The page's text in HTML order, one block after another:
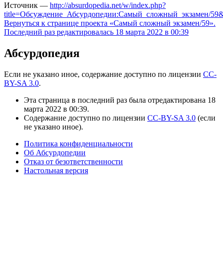
Источник — http://absurdopedia.net/w/index.php?
title=Обсуждение_Абсурдопедии:Самый_сложный_экзамен/
Вернуться к странице проекта «Самый сложный экзамен/59».
Последний раз редактировалась 18 марта 2022 в 00:39
Абсурдопедия
Если не указано иное, содержание доступно по лицензии CC-
BY-SA 3.0.
Эта страница в последний раз была отредактирована 18
марта 2022 в 00:39.
Содержание доступно по лицензии CC-BY-SA 3.0 (если
не указано иное).
Политика конфиденциальности
Об Абсурдопедии
Отказ от безответственности
Настольная версия